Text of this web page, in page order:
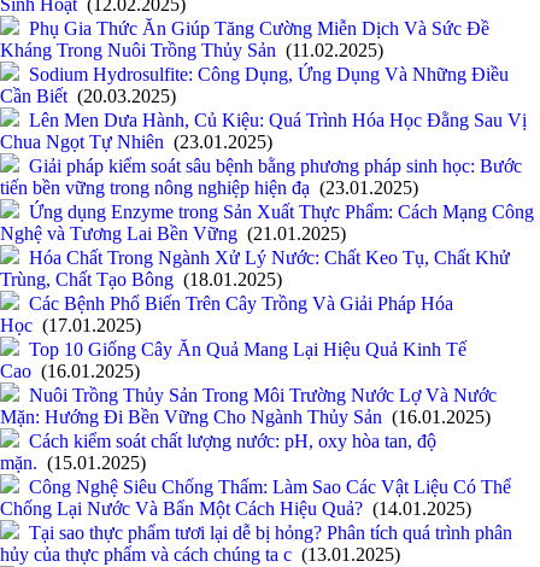
Sinh Hoạt (12.02.2025)
Phụ Gia Thức Ăn Giúp Tăng Cường Miễn Dịch Và Sức Đề
Kháng Trong Nuôi Trồng Thủy Sản (11.02.2025)
Sodium Hydrosulfite: Công Dụng, Ứng Dụng Và Những Điều
Cần Biết (20.03.2025)
Lên Men Dưa Hành, Củ Kiệu: Quá Trình Hóa Học Đằng Sau Vị
Chua Ngọt Tự Nhiên (23.01.2025)
Giải pháp kiểm soát sâu bệnh bằng phương pháp sinh học: Bước
tiến bền vững trong nông nghiệp hiện đạ (23.01.2025)
Ứng dụng Enzyme trong Sản Xuất Thực Phẩm: Cách Mạng Công
Nghệ và Tương Lai Bền Vững (21.01.2025)
Hóa Chất Trong Ngành Xử Lý Nước: Chất Keo Tụ, Chất Khử
Trùng, Chất Tạo Bông (18.01.2025)
Các Bệnh Phổ Biến Trên Cây Trồng Và Giải Pháp Hóa
Học (17.01.2025)
Top 10 Giống Cây Ăn Quả Mang Lại Hiệu Quả Kinh Tế
Cao (16.01.2025)
Nuôi Trồng Thủy Sản Trong Môi Trường Nước Lợ Và Nước
Mặn: Hướng Đi Bền Vững Cho Ngành Thủy Sản (16.01.2025)
Cách kiểm soát chất lượng nước: pH, oxy hòa tan, độ
mặn. (15.01.2025)
Công Nghệ Siêu Chống Thấm: Làm Sao Các Vật Liệu Có Thể
Chống Lại Nước Và Bẩn Một Cách Hiệu Quả? (14.01.2025)
Tại sao thực phẩm tươi lại dễ bị hỏng? Phân tích quá trình phân
hủy của thực phẩm và cách chúng ta c (13.01.2025)